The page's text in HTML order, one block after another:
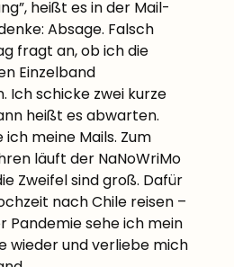
heißt es in der Mail-
Absage. Falsch
fragt an, ob ich die
Einzelband
Ich schicke zwei kurze
heißt es abwarten.
meine Mails. Zum
läuft der NaNoWriMo
Zweifel sind groß. Dafür
nach Chile reisen –
Pandemie sehe ich mein
wieder und verliebe mich